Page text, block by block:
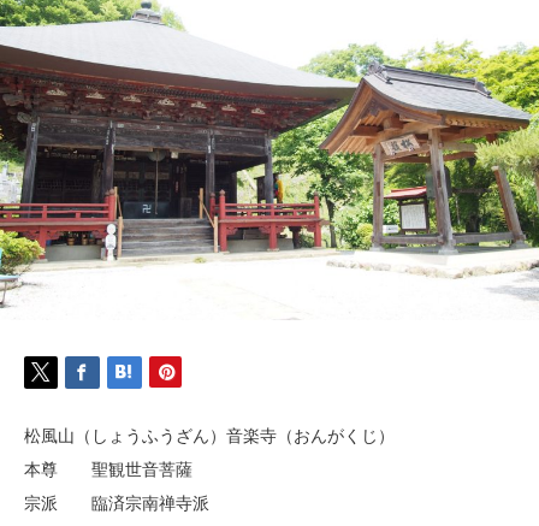
松風山（しょうふうざん）音楽寺（おんがくじ）
本尊 聖観世音菩薩
宗派 臨済宗南禅寺派